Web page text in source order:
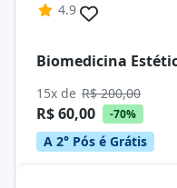
4.9
Biomedicina
15x de R$ 200,00
R$ 60,00 -70%
A 2° Pós é Grátis